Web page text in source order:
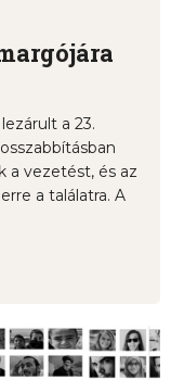
a 23.
a vezetést, és az
a találatra. A